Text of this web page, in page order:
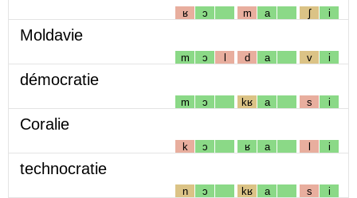
ʁ ɔ m a ʃ i
Moldavie
m ɔ l d a v i
démocratie
m ɔ kʁ a s i
Coralie
k ɔ ʁ a l i
technocratie
n ɔ kʁ a s i